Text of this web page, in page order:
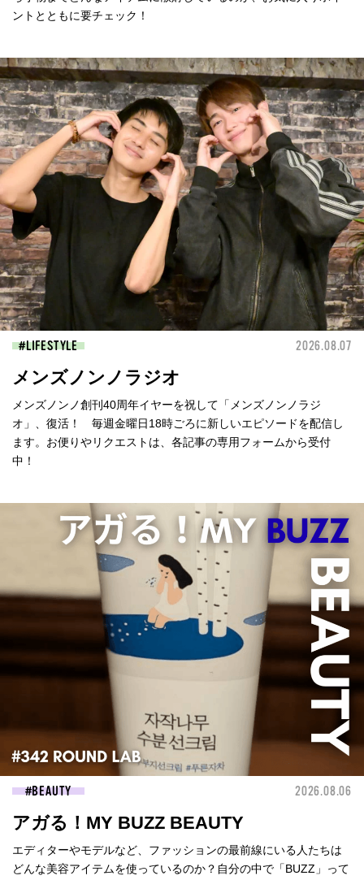
ントとともに要チェック！
LIFESTYLE 2026.08.07
メンズノンノラジオ
メンズノンノ創刊40周年イヤーを祝して「メンズノンノラジ
オ」、復活！ 毎週金曜日18時ごろに新しいエピソードを配信し
ます。お便りやリクエストは、各記事の専用フォームから受付
中！
BEAUTY 2026.08.06
アガる！MY BUZZ BEAUTY
エディターやモデルなど、ファッションの最前線にいる人たちは
どんな美容アイテムを使っているのか？自分の中で「BUZZ」って